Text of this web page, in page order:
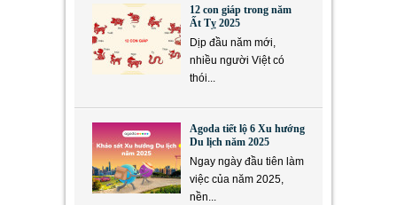
12 con giáp trong năm
Ất Tỵ 2025
Dịp đầu năm mới,
nhiều người Việt có
thói...
Agoda tiết lộ 6 Xu hướng
Du lịch năm 2025
Ngay ngày đầu tiên làm
việc của năm 2025,
nền...